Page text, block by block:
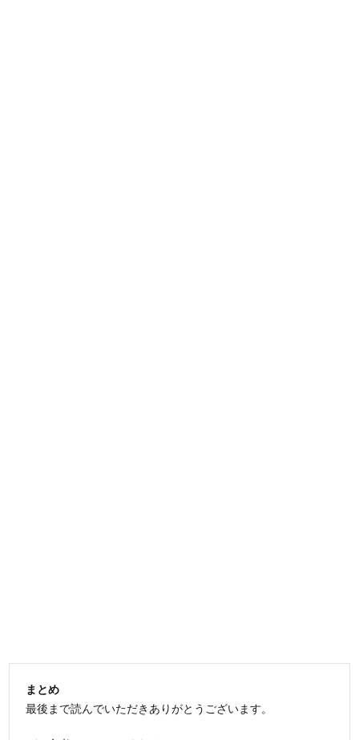
まとめ
最後まで読んでいただきありがとうございます。